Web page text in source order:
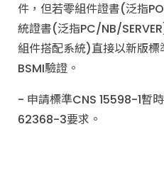
件，但若零組件證書(泛指
統證書(泛指PC/NB/
組件搭配系統)直接以新版
BSMI驗證。
- 申請標準CNS 15598-1暫
62368-3要求。